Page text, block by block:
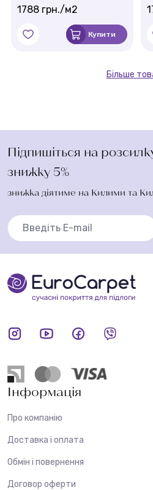
1788 грн./м2
Купити
Більше
Підпишіться на
знижку 5%
знижка діятиме на Килими та
Інформація
Про компанію
Доставка і оплата
Обмін і повернення
Договор оферти